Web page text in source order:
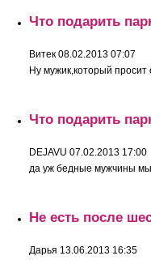
Что подарить
Витек 08.02.2013 07:07
Ну мужик,который
Что подарить
DEJAVU 07.02.2013 17:00
да уж бедные мужчины мы
Не есть после
Дарья 13.06.2013 16:35